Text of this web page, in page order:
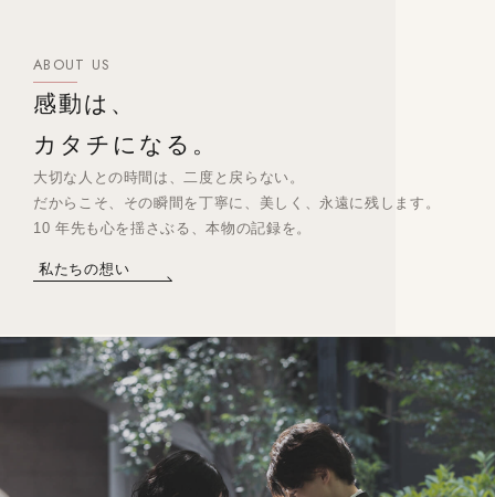
ABOUT US
感動は、
カタチになる。
大切な人との時間は、二度と戻らない。
だからこそ、その瞬間を丁寧に、美しく、永遠に残します。
10 年先も心を揺さぶる、本物の記録を。
私たちの想い